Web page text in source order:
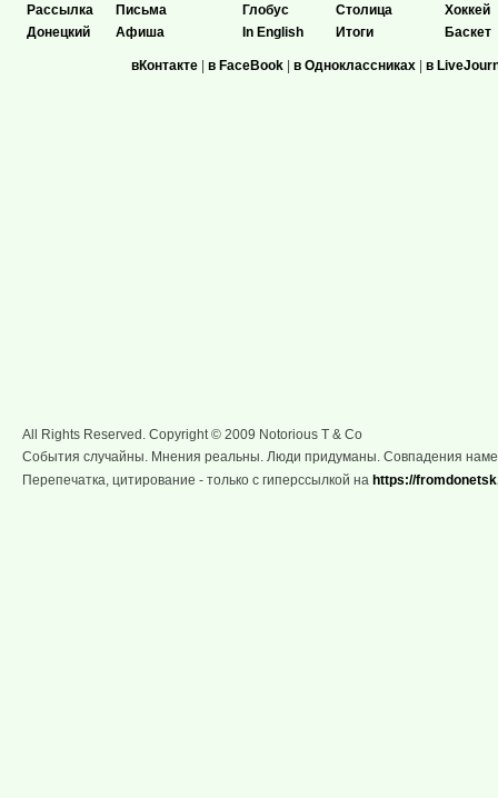
Рассылка
Донецкий
Письма
Афиша
Глобус
In English
Столица
Итоги
Хоккей
Баскет
вКонтакте | в FaceBook | в Одноклассниках | в
All Rights Reserved. Copyright © 2009 Notorious T & Co
События случайны. Мнения реальны. Люди придуманы. Совпадения
Перепечатка, цитирование - только с гиперссылкой на https://